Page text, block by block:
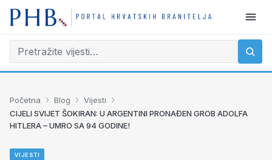
Početna › Blog › Vijesti ›
CIJELI SVIJET ŠOKIRAN: U ARGENTINI PRONAĐEN GROB ADOLFA
HITLERA – UMRO SA 94 GODINE!
VIJESTI